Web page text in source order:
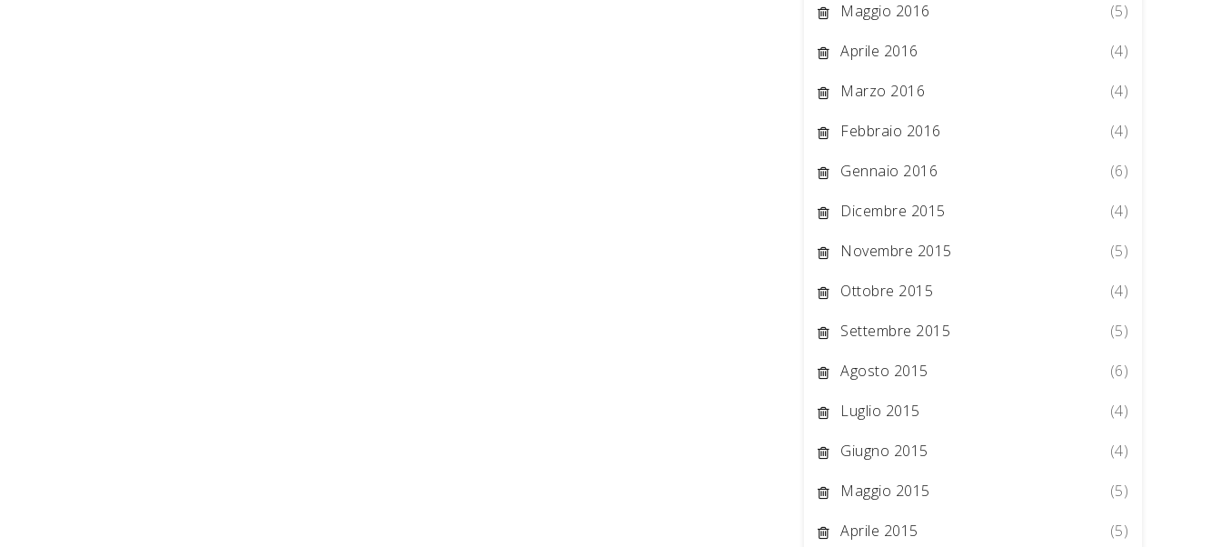
Maggio 2016
(5)
Aprile 2016
(4)
Marzo 2016
(4)
Febbraio 2016
(4)
Gennaio 2016
(6)
Dicembre 2015
(4)
Novembre 2015
(5)
Ottobre 2015
(4)
Settembre 2015
(5)
Agosto 2015
(6)
Luglio 2015
(4)
Giugno 2015
(4)
Maggio 2015
(5)
Aprile 2015
(5)